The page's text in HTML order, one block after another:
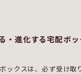
・進化する宅配ボッ
ックスは、必ず受け